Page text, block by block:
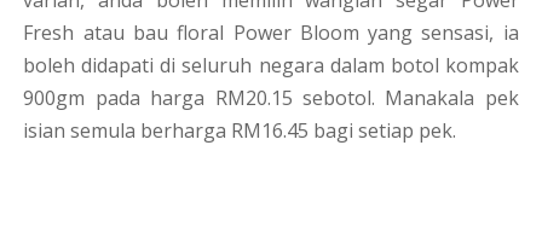
Fresh atau bau floral Power Bloom yang sensasi, ia
boleh didapati di seluruh negara dalam botol kompak
900gm pada harga RM20.15 sebotol. Manakala pek
isian semula berharga RM16.45 bagi setiap pek.